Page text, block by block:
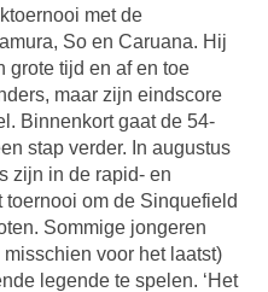
met de
So en Caruana. Hij
grote tijd en af en toe
maar zijn eindscore
Binnenkort gaat de 54-
stap verder. In augustus
zijn in de rapid- en
om de Sinquefield
Sommige jongeren
voor het laatst)
legende te spelen. ‘Het